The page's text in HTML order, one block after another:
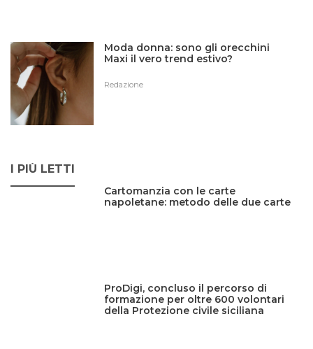
Moda donna: sono gli orecchini
Maxi il vero trend estivo?
Redazione
I PIÙ LETTI
Cartomanzia con le carte
napoletane: metodo delle due carte
ProDigi, concluso il percorso di
formazione per oltre 600 volontari
della Protezione civile siciliana